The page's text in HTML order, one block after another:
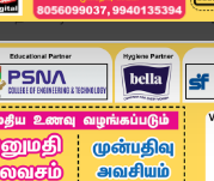
மோடியின் பேச்சு..